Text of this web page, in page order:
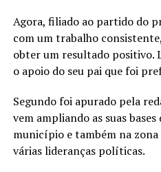
Agora, filiado ao partido do
com um trabalho
obter um resultado positivo.
o apoio do seu pai que foi
Segundo foi apurado pela
vem ampliando as suas
município e também na zona
várias lideranças políticas.